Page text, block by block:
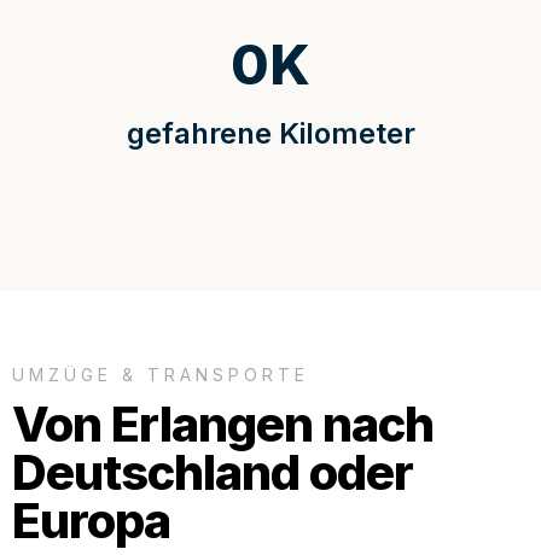
gefahrene Kilometer
0K
UMZÜGE & TRANSPORTE
Von Erlangen nach
Deutschland oder
Europa